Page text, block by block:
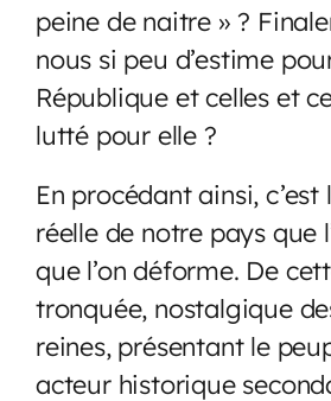
peine de naitre » ?
nous si peu d’estime
République et celles et
lutté pour elle ?
En procédant ainsi, c’est
réelle de notre pays que
que l’on déforme. De
tronquée, nostalgique
reines, présentant le
acteur historique